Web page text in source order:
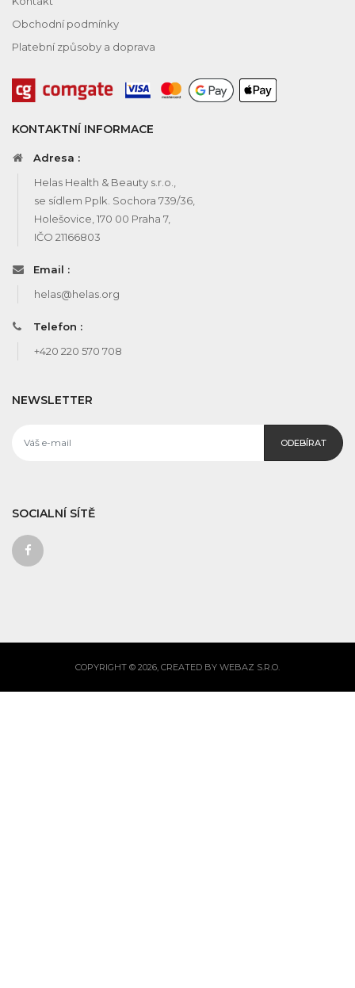
Obchodní podmínky
Platební způsoby a doprava
KONTAKTNÍ INFORMACE
Adresa :
Helas Health & Beauty s.r.o.,
se sídlem Pplk. Sochora 739/36,
Holešovice, 170 00 Praha 7,
IČO 21166803
Email :
helas@helas.org
Telefon :
+420 220 570 708
NEWSLETTER
ODEBÍRAT
SOCIALNÍ SÍTĚ
COPYRIGHT © 2026, CREATED BY WEBAZ S.R.O.